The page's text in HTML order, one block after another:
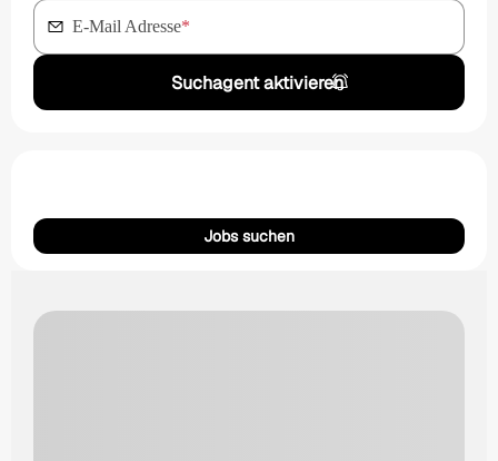
E-Mail Adresse*
Suchagent aktivieren
Jobs suchen